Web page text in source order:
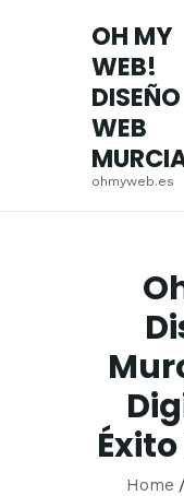
OH MY
WEB!
DISEÑO
WEB
ohmyweb.es
Home
OH MY
INICIO